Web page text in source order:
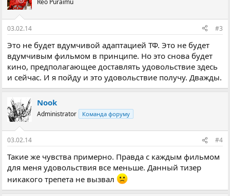
Reo Puraimu
03.02.14 #3
Это не будет вдумчивой адаптацией ТФ. Это не будет
вдумчивым фильмом в принципе. Но это снова будет
кино, предполагающее доставлять удовольствие здесь
и сейчас. И я пойду и это удовольствие получу. Дважды.
Nook
Administrator Команда форуму
03.02.14 #4
Такие же чувства примерно. Правда с каждым фильмом
для меня удовольствия все меньше. Данный тизер
никакого трепета не вызвал